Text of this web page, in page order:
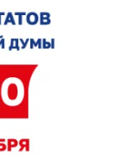
этом костюме.
Также
Иванова,
дочери
rostov.ru
2017».